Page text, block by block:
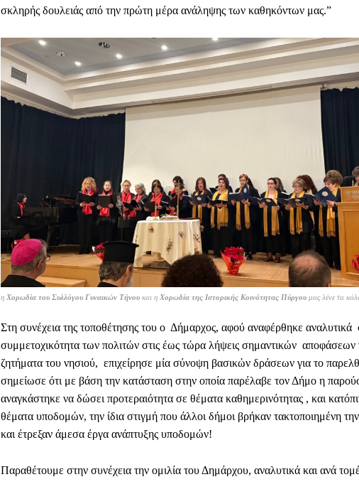
σκληρής δουλειάς από την πρώτη μέρα ανάληψης των καθηκόντων μας.”
η Χορωδία του Συλλόγου Γυναικών Τήνου και η Χορωδία της Ιστορικής Κοινότητας Πύργου μας λένε τα
Στη συνέχεια της τοποθέτησης του ο Δήμαρχος, αφού αναφέρθηκε αναλυτικά
συμμετοχικότητα των πολιτών στις έως τώρα λήψεις σημαντικών αποφάσεων
ζητήματα του νησιού, επιχείρησε μία σύνοψη βασικών δράσεων για το
σημείωσε ότι με βάση την κατάσταση στην οποία παρέλαβε τον Δήμο η
αναγκάστηκε να δώσει προτεραιότητα σε θέματα καθημερινότητας , και
θέματα υποδομών, την ίδια στιγμή που άλλοι δήμοι βρήκαν τακτοποιημένη
και έτρεξαν άμεσα έργα ανάπτυξης υποδομών!
Παραθέτουμε στην συνέχεια την ομιλία του Δημάρχου, αναλυτικά και ανά